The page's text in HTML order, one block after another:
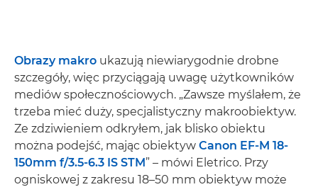
Obrazy makro ukazują niewiarygodnie drobne
szczegóły, więc przyciągają uwagę użytkowników
mediów społecznościowych. „Zawsze myślałem, że
trzeba mieć duży, specjalistyczny makroobiektyw.
Ze zdziwieniem odkryłem, jak blisko obiektu
można podejść, mając obiektyw Canon EF-M 18-
150mm f/3.5-6.3 IS STM” – mówi Eletrico. Przy
ogniskowej z zakresu 18–50 mm obiektyw może